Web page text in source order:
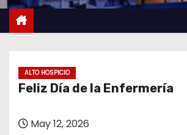
ALTO HOSPICIO
Feliz Día de la Enfermería
May 12, 2026